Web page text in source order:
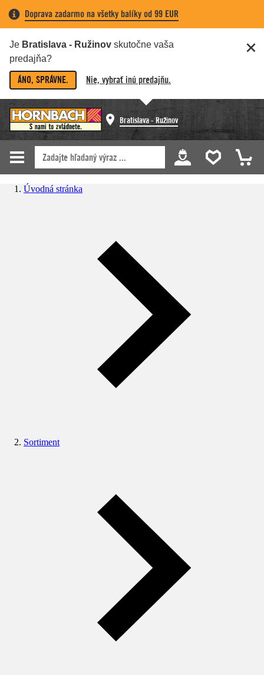
Doprava zadarmo na všetky balíky od 99 EUR
Je Bratislava - Ružinov skutočne vaša
predajňa?
ÁNO, SPRÁVNE. Nie, vybrať inú predajňu.
Bratislava - Ružinov
Úvodná stránka
Sortiment